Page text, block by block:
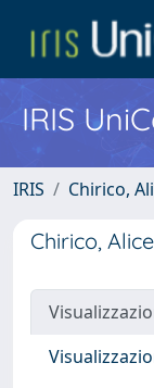
IRIS
IRIS Chirico,
Chirico, Alice